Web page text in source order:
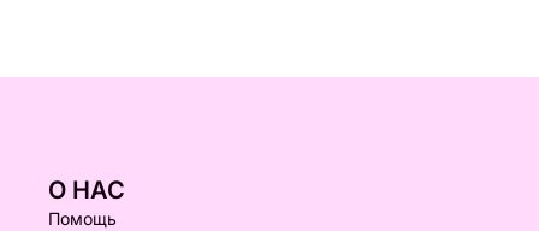
О НАС
Помощь